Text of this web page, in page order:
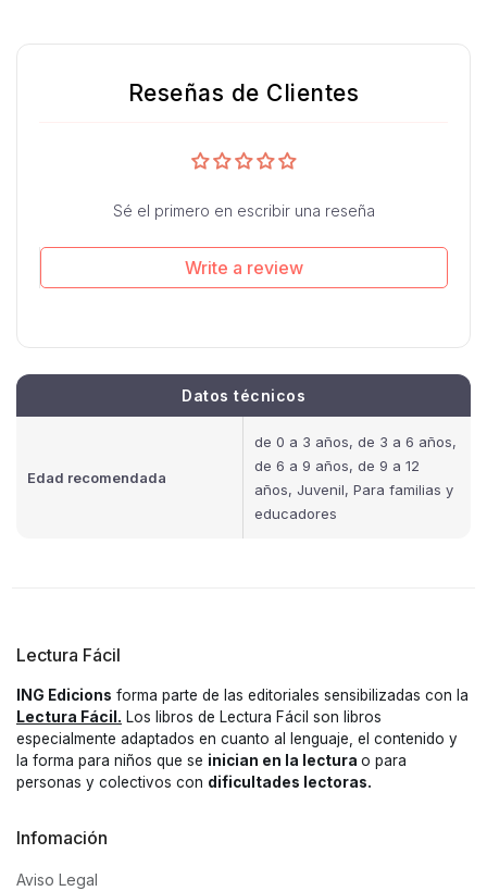
Reseñas de Clientes
Sé el primero en escribir una reseña
Write a review
Datos técnicos
Edad recomendada
de 0 a 3 años, de 3 a 6 años,
de 6 a 9 años, de 9 a 12
años, Juvenil, Para familias y
educadores
Lectura Fácil
ING Edicions forma parte de las editoriales sensibilizadas con la
Lectura Fácil. Los libros de Lectura Fácil son libros
especialmente adaptados en cuanto al lenguaje, el contenido y
la forma para niños que se inician en la lectura o para
personas y colectivos con dificultades lectoras.
Infomación
Aviso Legal